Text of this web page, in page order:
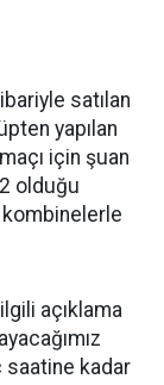
satılan
yapılan
için şuan
olduğu
kombinelerle
açıklama
saatine kadar